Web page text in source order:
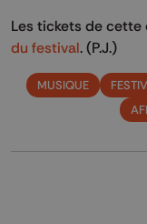
Les tickets de cette
du festival. (P.J.)
MUSIQUE